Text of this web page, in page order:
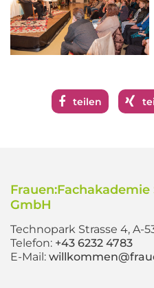
teilen
Frauen:Fachakademie
GmbH
Technopark Strasse 4, A-
Telefon: +43 6232 4783
E-Mail: